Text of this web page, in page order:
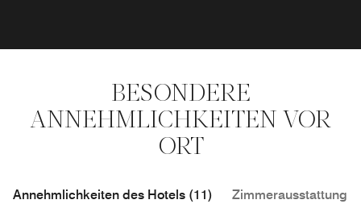
BESONDERE
ANNEHMLICHKEITEN VOR
ORT
Annehmlichkeiten des Hotels (11) Zimmerausstattung